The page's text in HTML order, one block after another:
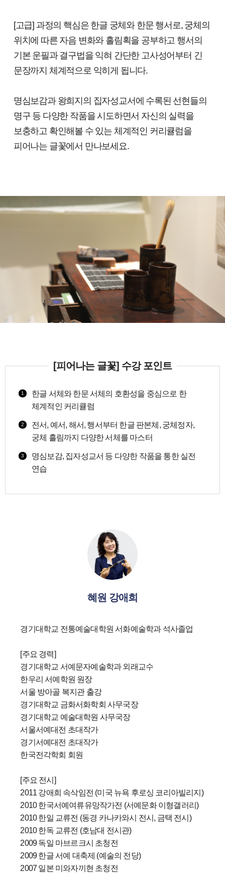
[고급] 과정의 핵심은 한글 궁체와 한문 행서로, 궁체의
위치에 따른 자음 변화와 흘림획을 공부하고 행서의
기본 운필과 결구법을 익혀 간단한 고사성어부터 긴
문장까지 체계적으로 익히게 됩니다.
명심보감과 왕희지의 집자성교서에 수록된 선현들의
명구 등 다양한 작품을 시도하면서 자신의 실력을
보충하고 확인해볼 수 있는 체계적인 커리큘럼을
피어나는 글꽃에서 만나보세요.
[피어나는 글꽃] 수강 포인트
1
한글 서체와 한문 서체의 호환성을 중심으로 한
체계적인 커리큘럼
2
전서, 예서, 해서, 행서부터 한글 판본체, 궁체정자,
궁체 흘림까지 다양한 서체를 마스터
3
명심보감, 집자성교서 등 다양한 작품을 통한 실전
연습
혜원 강애희
경기대학교 전통예술대학원 서화예술학과 석사졸업
[주요 경력]
경기대학교 서예문자예술학과 외래교수
한우리 서예학원 원장
서울 방아골 복지관 출강
경기대학교 금화서화학회 사무국장
경기대학교 예술대학원 사무국장
서울서예대전 초대작가
경기서예대전 초대작가
한국전각학회 회원
[주요 전시]
2011 강애희 속삭임전 (미국 뉴욕 후로싱 코리아빌리지)
2010 한국서예여류유망작가전 (서예문화 이형갤러리)
2010 한일 교류전 (동경 카나카와시 전시, 금택 전시)
2010 한독 교류전 (호남대 전시관)
2009 독일 마브르크시 초청전
2009 한글 서예 대축제 (예술의 전당)
2007 일본 미와자끼현 초청전